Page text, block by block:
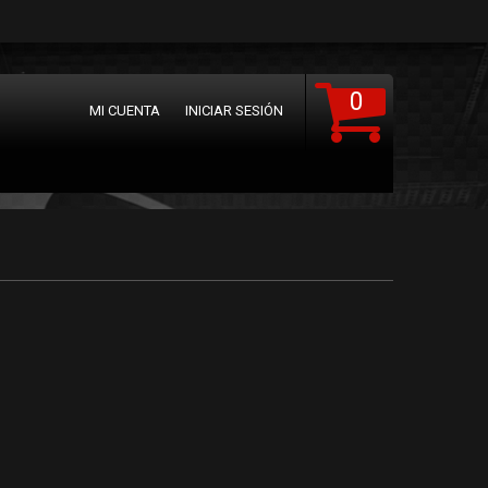
0
MI CUENTA INICIAR SESIÓN